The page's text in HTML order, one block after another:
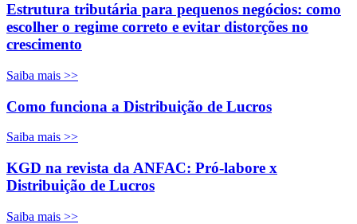
Estrutura tributária para pequenos negócios: como
escolher o regime correto e evitar distorções no
crescimento
Saiba mais >>
Como funciona a Distribuição de Lucros
Saiba mais >>
KGD na revista da ANFAC: Pró-labore x
Distribuição de Lucros
Saiba mais >>